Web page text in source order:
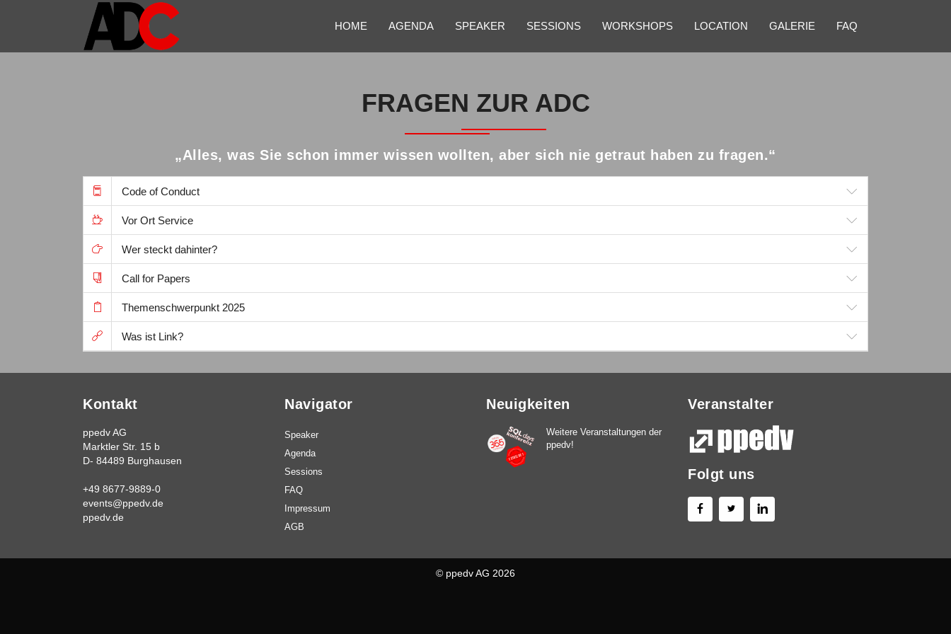
HOME AGENDA SPEAKER SESSIONS WORKSHOPS LOCATION GALERIE FAQ
FRAGEN ZUR ADC
„Alles, was Sie schon immer wissen wollten, aber sich nie getraut haben zu fragen.“
Code of Conduct
Vor Ort Service
Wer steckt dahinter?
Call for Papers
Themenschwerpunkt 2025
Was ist Link?
Kontakt
ppedv AG
Marktler Str. 15 b
D- 84489 Burghausen
+49 8677-9889-0
events@ppedv.de
ppedv.de
Navigator
Speaker
Agenda
Sessions
FAQ
Impressum
AGB
Neuigkeiten
Weitere Veranstaltungen der
ppedv!
Veranstalter
Folgt uns
© ppedv AG 2026